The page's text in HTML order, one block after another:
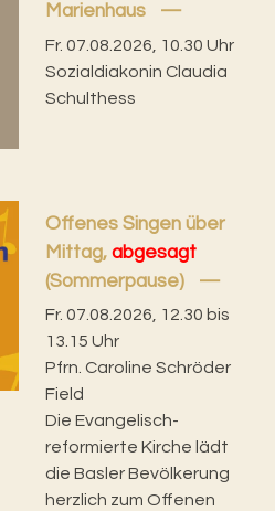
Marienhaus
Fr. 07.08.2026, 10.30 Uhr
Sozialdiakonin Claudia
Schulthess
Offenes Singen über
Mittag,abgesagt
(Sommerpause)
Fr. 07.08.2026, 12.30 bis
13.15 Uhr
Pfrn. Caroline Schröder
Field
Die Evangelisch-
reformierte Kirche lädt
die Basler Bevölkerung
herzlich zum Offenen